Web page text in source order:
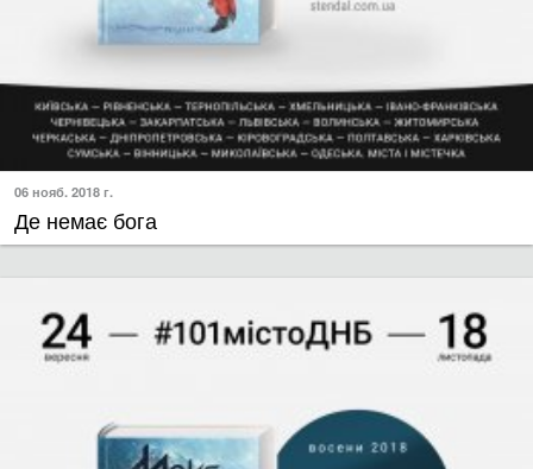
06 нояб. 2018 г.
Де немає бога